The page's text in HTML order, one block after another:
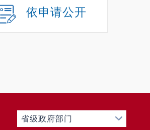
依申请公开
省级政府部门